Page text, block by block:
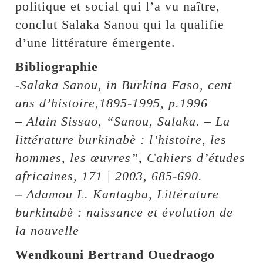
politique et social qui l’a vu naître,
conclut Salaka Sanou qui la qualifie
d’une littérature émergente.
Bibliographie
-Salaka Sanou, in Burkina Faso, cent
ans d’histoire,1895-1995, p.1996
– Alain Sissao, “Sanou, Salaka. – La
littérature burkinabè : l’histoire, les
hommes, les œuvres”, Cahiers d’études
africaines, 171 | 2003, 685-690.
– Adamou L. Kantagba, Littérature
burkinabè : naissance et évolution de
la nouvelle
Wendkouni Bertrand Ouedraogo